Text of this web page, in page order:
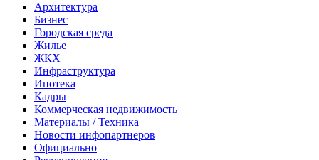
Архитектура
Бизнес
Городская среда
Жилье
ЖКХ
Инфраструктура
Ипотека
Кадры
Коммерческая недвижимость
Материалы / Техника
Новости инфопартнеров
Официально